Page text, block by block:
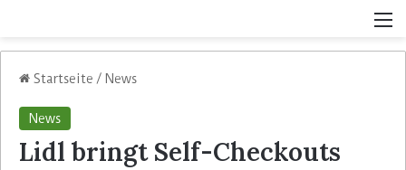
Startseite / News
News
Lidl bringt Self-Checkouts